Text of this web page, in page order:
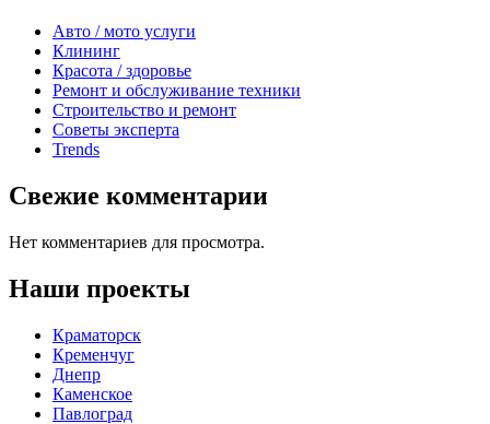
Авто / мото услуги
Клининг
Красота / здоровье
Ремонт и обслуживание техники
Строительство и ремонт
Советы эксперта
Trends
Свежие комментарии
Нет комментариев для просмотра.
Наши проекты
Краматорск
Кременчуг
Днепр
Каменское
Павлоград